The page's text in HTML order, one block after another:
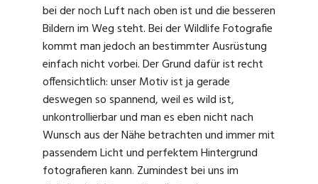
bei der noch Luft nach oben ist und die besseren
Bildern im Weg steht. Bei der Wildlife Fotografie
kommt man jedoch an bestimmter Ausrüstung
einfach nicht vorbei. Der Grund dafür ist recht
offensichtlich: unser Motiv ist ja gerade
deswegen so spannend, weil es wild ist,
unkontrollierbar und man es eben nicht nach
Wunsch aus der Nähe betrachten und immer mit
passendem Licht und perfektem Hintergrund
fotografieren kann. Zumindest bei uns im